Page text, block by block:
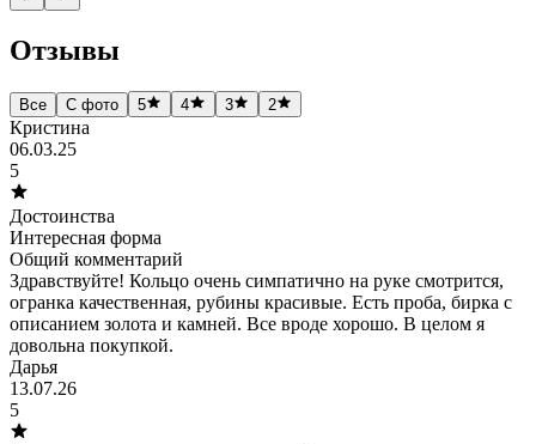
Отзывы
Все С фото 5 4 3 2
Кристина
06.03.25
5
Достоинства
Интересная форма
Общий комментарий
Здравствуйте! Кольцо очень симпатично на руке смотрится,
огранка качественная, рубины красивые. Есть проба, бирка с
описанием золота и камней. Все вроде хорошо. В целом я
довольна покупкой.
Дарья
13.07.26
5